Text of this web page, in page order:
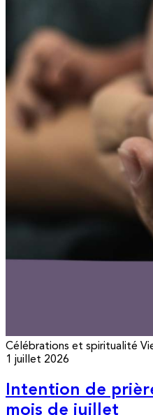
Célébrations et spiritualité
1 juillet 2026
Intention de
mois de juillet